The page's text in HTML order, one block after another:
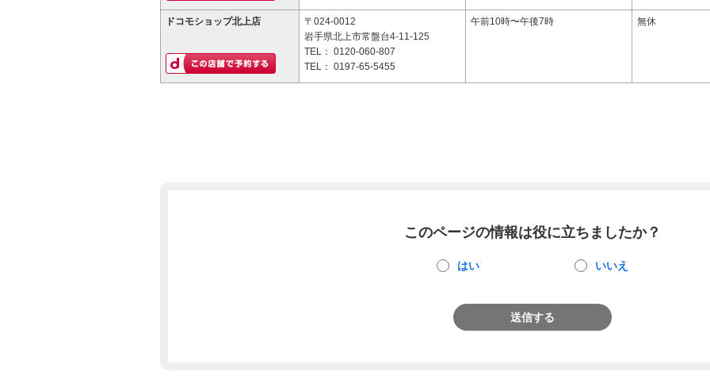
ドコモショップ北上店
〒024-0012
岩手県北上市常盤台4-11-125
TEL： 0120-060-807
TEL： 0197-65-5455
午前10時〜午後7時 無休
このページの情報は役に立ちましたか？
はい いいえ
送信する